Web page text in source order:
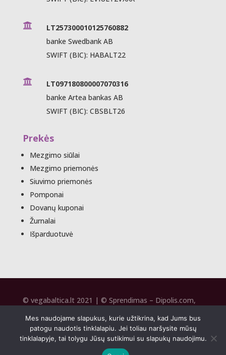

LT257300010125760882
banke Swedbank AB
SWIFT (BIC): HABALT22

LT097180800007070316
banke Artea bankas AB
SWIFT (BIC): CBSBLT26
Prekės
Mezgimo siūlai
Mezgimo priemonės
Siuvimo priemonės
Pomponai
Dovanų kuponai
Žurnalai
Išparduotuvė
© vegabaltica.lt 2021 | © Sprendimas – Dipolis.com,
SEO –
Seospecai.lt 2020
Mes naudojame slapukus, kurie užtikrina, kad Jums bus
patogu naudotis tinklalapiu. Jei toliau naršysite mūsų
tinklalapyje, tai tolygu Jūsų sutikimui su slapukų naudojimu.